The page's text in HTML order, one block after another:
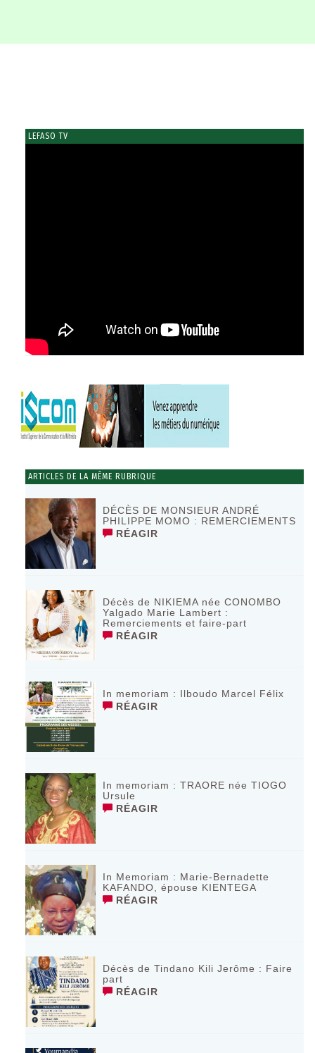
LEFASO TV
ARTICLES DE LA MÊME RUBRIQUE
DÉCÈS DE MONSIEUR ANDRÉ
PHILIPPE MOMO : REMERCIEMENTS
RÉAGIR
Décès de NIKIEMA née CONOMBO
Yalgado Marie Lambert :
Remerciements et faire-part
RÉAGIR
In memoriam : Ilboudo Marcel Félix
RÉAGIR
In memoriam : TRAORE née TIOGO
Ursule
RÉAGIR
In Memoriam : Marie-Bernadette
KAFANDO, épouse KIENTEGA
RÉAGIR
Décès de Tindano Kili Jerôme : Faire
part
RÉAGIR